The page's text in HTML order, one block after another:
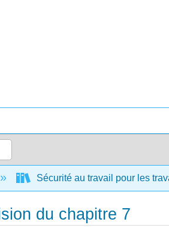
hierarchySécurité au travail pour les
du chapitre 7